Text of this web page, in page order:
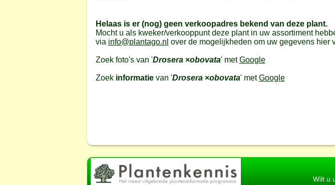
Helaas is er (nog) geen verkoopadres bekend van deze plant.
Mocht u als kweker/verkooppunt deze plant in uw assortiment
via info@plantago.nl over de mogelijkheden om uw gegevens hier
Zoek foto's van 'Drosera ×obovata' metGoogle
Zoek informatievan 'Drosera ×obovata' metGoogle
Wilt u